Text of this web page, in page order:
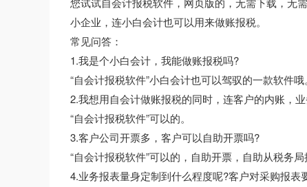
小企业，连小白会计也可以用来做账报税。
常见问答：
1.我是个小白会计，我能做账报税吗?
“自会计报税软件”小白会计也可以驾驭的一款软件哦。
2.我想用自会计做账报税的同时，连客户的内账，
“自会计报税软件”可以的。
3.客户公司开票多，客户可以自助开票吗?
“自会计报税软件”可以的，自助开票，自助从税务
4.业务报表量身定制到什么程度呢?客户对采购报表